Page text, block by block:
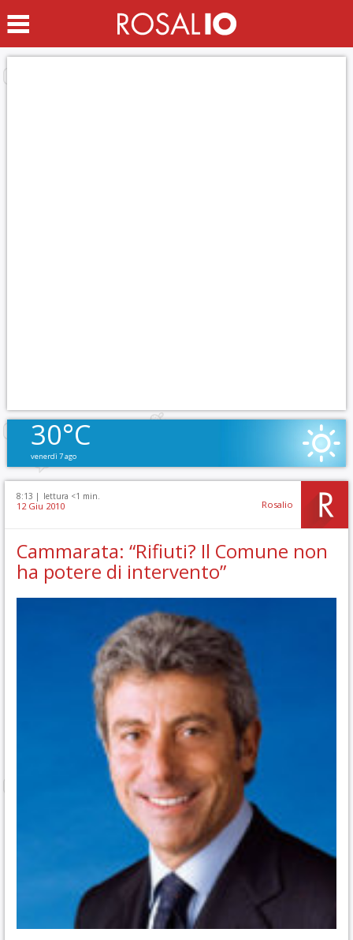
30°C
venerdì 7 ago
8:13 | lettura <1 min.
12 Giu 2010 Rosalio
Cammarata: “Rifiuti? Il Comune non
ha potere di intervento”